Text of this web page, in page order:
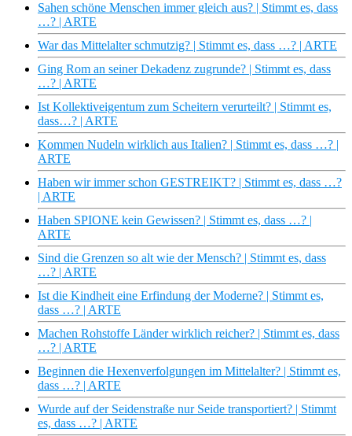
Sahen schöne Menschen immer gleich aus? | Stimmt es, dass
…? | ARTE
War das Mittelalter schmutzig? | Stimmt es, dass …? | ARTE
Ging Rom an seiner Dekadenz zugrunde? | Stimmt es, dass
…? | ARTE
Ist Kollektiveigentum zum Scheitern verurteilt? | Stimmt es,
dass…? | ARTE
Kommen Nudeln wirklich aus Italien? | Stimmt es, dass …? |
ARTE
Haben wir immer schon GESTREIKT? | Stimmt es, dass …?
| ARTE
Haben SPIONE kein Gewissen? | Stimmt es, dass …? |
ARTE
Sind die Grenzen so alt wie der Mensch? | Stimmt es, dass
…? | ARTE
Ist die Kindheit eine Erfindung der Moderne? | Stimmt es,
dass …? | ARTE
Machen Rohstoffe Länder wirklich reicher? | Stimmt es, dass
…? | ARTE
Beginnen die Hexenverfolgungen im Mittelalter? | Stimmt es,
dass …? | ARTE
Wurde auf der Seidenstraße nur Seide transportiert? | Stimmt
es, dass …? | ARTE